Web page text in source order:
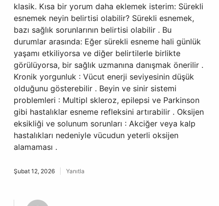
klasik. Kısa bir yorum daha eklemek isterim: Sürekli
esnemek neyin belirtisi olabilir? Sürekli esnemek,
bazı sağlık sorunlarının belirtisi olabilir . Bu
durumlar arasında: Eğer sürekli esneme hali günlük
yaşamı etkiliyorsa ve diğer belirtilerle birlikte
görülüyorsa, bir sağlık uzmanına danışmak önerilir .
Kronik yorgunluk : Vücut enerji seviyesinin düşük
olduğunu gösterebilir . Beyin ve sinir sistemi
problemleri : Multipl skleroz, epilepsi ve Parkinson
gibi hastalıklar esneme refleksini artırabilir . Oksijen
eksikliği ve solunum sorunları : Akciğer veya kalp
hastalıkları nedeniyle vücudun yeterli oksijen
alamaması .
Şubat 12, 2026 Yanıtla